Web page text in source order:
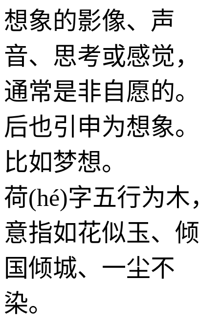
想象的影像、声
音、思考或感觉，
通常是非自愿的。
后也引申为想象。
比如梦想。
荷(hé)字五行为木，
意指如花似玉、倾
国倾城、一尘不
染。